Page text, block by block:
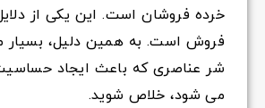
خرده فروشان است. این یکی از
فروش است. به همین دلیل، بسیار
شر عناصری که باعث ایجاد
می شود، خلاص شوید.